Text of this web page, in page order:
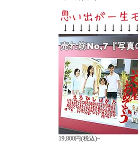
19,800円(税込)~